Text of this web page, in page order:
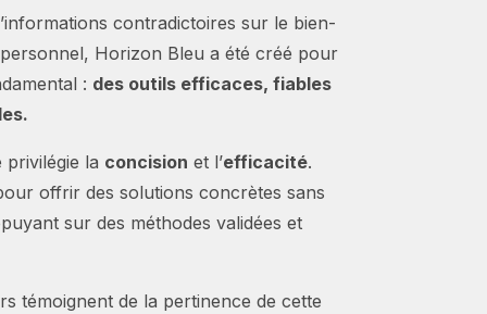
contradictoires sur le bien-
Horizon Bleu a été créé pour
: des outils efficaces, fiables
la concision et l’efficacité.
offrir des solutions concrètes sans
sur des méthodes validées et
témoignent de la pertinence de cette